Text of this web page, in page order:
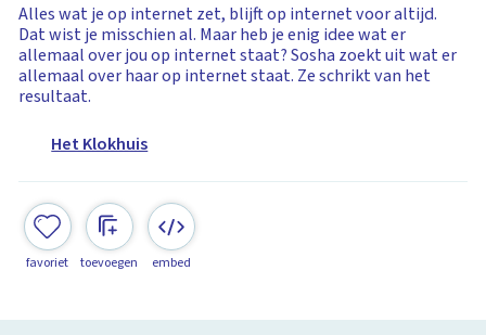
Alles wat je op internet zet, blijft op internet voor altijd.
Dat wist je misschien al. Maar heb je enig idee wat er
allemaal over jou op internet staat? Sosha zoekt uit wat er
allemaal over haar op internet staat. Ze schrikt van het
resultaat.
Het Klokhuis
favoriet toevoegen embed